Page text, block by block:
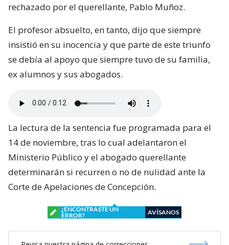
rechazado por el querellante, Pablo Muñoz.
El profesor absuelto, en tanto, dijo que siempre
insistió en su inocencia y que parte de este triunfo
se debía al apoyo que siempre tuvo de su familia,
ex alumnos y sus abogados.
La lectura de la sentencia fue programada para el
14 de noviembre, tras lo cual adelantaron el
Ministerio Público y el abogado querellante
determinarán si recurren o no de nulidad ante la
Corte de Apelaciones de Concepción.
¿ENCONTRASTE UN
ERROR?
AVÍSANOS